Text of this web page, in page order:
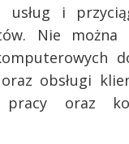
usług i
Nie można
obsługi
pracy oraz